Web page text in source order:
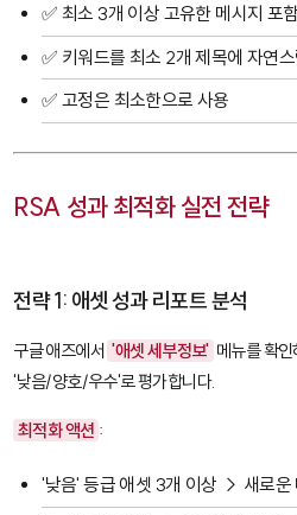
✅ 최소 3개 이상 고유한 메시지 포
✅ 키워드를 최소 2개 제목에 자연
✅ 고정은 최소한으로 사용
RSA 성과 최적화 실전 전략
전략 1: 애셋 성과 리포트 분석
구글 애즈에서 '애셋 세부정보' 메뉴를 확
'낮음/양호/우수'로 평가합니다.
최적화 액션 :
'낮음' 등급 애셋 3개 이상 → 새로운